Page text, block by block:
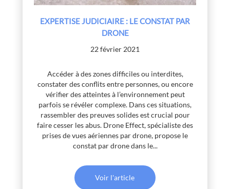
EXPERTISE JUDICIAIRE : LE CONSTAT PAR
DRONE
22 février 2021
Accéder à des zones difficiles ou interdites,
constater des conflits entre personnes, ou encore
vérifier des atteintes à l’environnement peut
parfois se révéler complexe. Dans ces situations,
rassembler des preuves solides est crucial pour
faire cesser les abus. Drone Effect, spécialiste des
prises de vues aériennes par drone, propose le
constat par drone dans le...
Voir l'article